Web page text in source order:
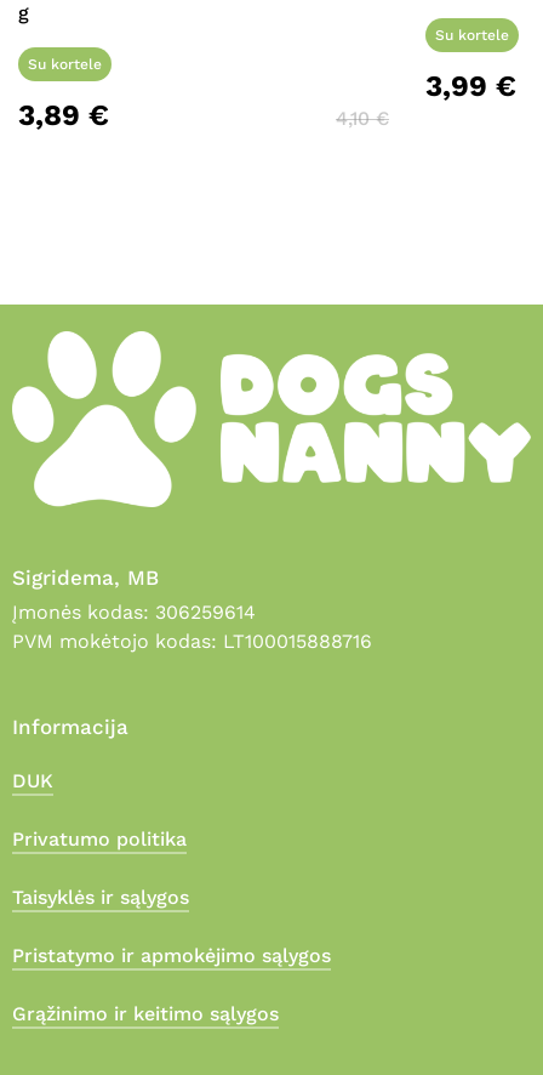
g
Su kortele
3,89 € 4,10€
Su kortele
3,99 €
Sigridema, MB
Įmonės kodas: 306259614
PVM mokėtojo kodas: LT100015888716
Informacija
DUK
Privatumo politika
Taisyklės ir sąlygos
Pristatymo ir apmokėjimo sąlygos
Grąžinimo ir keitimo sąlygos